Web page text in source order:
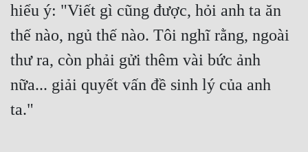
Học Đường
Khoa Huyễn
Khoa Huyễn Không Gian
Kinh Dị
hiểu ý: "Viết gì cũng được, hỏi anh ta ăn
thế nào, ngủ thế nào. Tôi nghĩ rằng, ngoài
thư ra, còn phải gửi thêm vài bức ảnh
nữa... giải quyết vấn đề sinh lý của anh
ta."